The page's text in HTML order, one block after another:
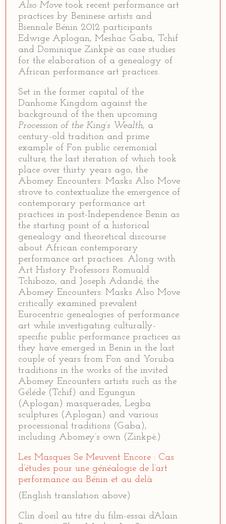
Also Movetook recent performance art
practices by Beninese artists and
Biennale Bénin 2012 participants
Edwige Aplogan, Meshac Gaba, Tchif
and Dominique Zinkpè as case studies
for the elaboration of a genealogy of
African performance art practices.
Set in the former capital of the
Danhome Kingdom against the
background of the then upcoming
Procession of the King’s Wealth, a
century-old tradition and prime
example of Fon public ceremonial
culture, the last iteration of which took
place over thirty years ago, the
Abomey Encounters: Masks Also Move
strove to contextualize the emergence of
contemporary performance art
practices in post-Independence Benin as
the starting point of a historical
genealogy and theoretical discourse
about African contemporary
performance art practices. Along with
Art History Professors Romuald
Tchibozo, and Joseph Adandé, the
Abomey Encounters: Masks Also Move
critically examined prevalent
Eurocentric genealogies of performance
art while investigating culturally-
specific public performance practices as
they have emerged in Benin in the last
couple of years from Fon and Yoruba
traditions in the works of the invited
Abomey Encounters artists such as the
Géléde (Tchif) and Egungun
(Aplogan) masquerades, Legba
sculptures (Aplogan) and various
processional traditions (Gaba),
including Abomey’s own (Zinkpè.)
Les Masques Se Meuvent Encore : Cas
d’études pour une généalogie de l’art
performance au Bénin et au delà
(English translation above)
Clin d’oeil au titre du film-essai d’Alain